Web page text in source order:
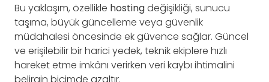
Bu yaklaşım, özellikle hostingdeğişikliği, sunucu
taşıma, büyük güncelleme veya güvenlik
müdahalesi öncesinde ek güvence sağlar. Güncel
ve erişilebilir bir harici yedek, teknik ekiplere hızlı
hareket etme imkânı verirken veri kaybı ihtimalini
belirgin biçimde azaltır.